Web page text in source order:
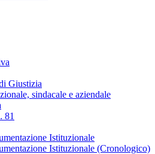
Giustizia
sindacale e aziendale
81
Istituzionale
Istituzionale (Cronologico)